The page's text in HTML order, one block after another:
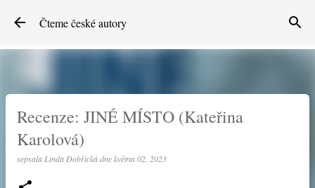
Přeskočit na hlavní obsah
Čteme české autory
Recenze: JINÉ MÍSTO (Kateřina
Karolová)
sepsala Linda Dobřickádnekvětna 02, 2023